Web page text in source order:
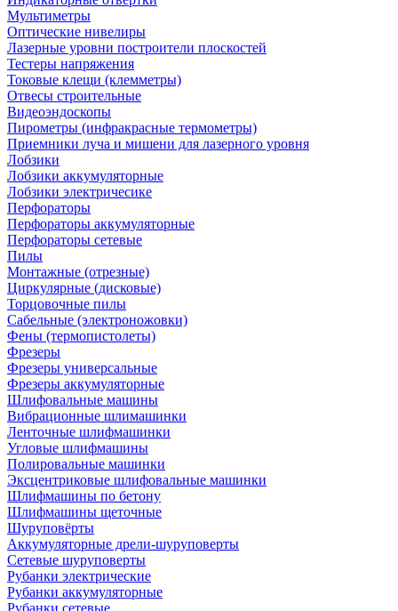
Мультиметры
Оптические нивелиры
Лазерные уровни построители плоскостей
Тестеры напряжения
Токовые клещи (клемметры)
Отвесы строительные
Видеоэндоскопы
Пирометры (инфракрасные термометры)
Приемники луча и мишени для лазерного уровня
Лобзики
Лобзики аккумуляторные
Лобзики электричесике
Перфораторы
Перфораторы аккумуляторные
Перфораторы сетевые
Пилы
Монтажные (отрезные)
Циркулярные (дисковые)
Торцовочные пилы
Сабельные (электроножовки)
Фены (термопистолеты)
Фрезеры
Фрезеры универсальные
Фрезеры аккумуляторные
Шлифовальные машины
Вибрационные шлимашинки
Ленточные шлифмашинки
Угловые шлифмашины
Полировальные машинки
Эксцентриковые шлифовальные машинки
Шлифмашины по бетону
Шлифмашины щеточные
Шуруповёрты
Аккумуляторные дрели-шуруповерты
Сетевые шуруповерты
Рубанки электрические
Рубанки аккумуляторные
Рубанки сетевые